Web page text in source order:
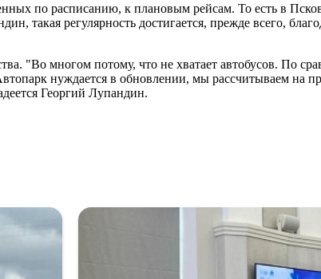
по расписанию, к плановым рейсам. То есть в
такая регулярность достигается, прежде всего,
"Во многом потому, что не хватает автобусов. По
нуждается в обновлении, мы рассчитываем на
Георгий Лупандин.